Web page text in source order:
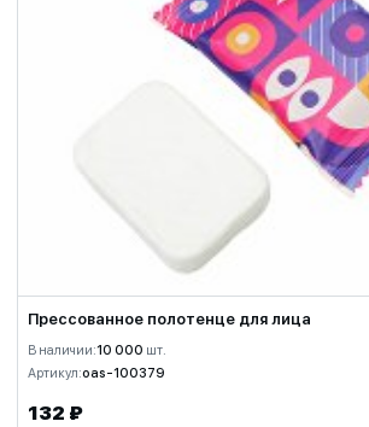
Прессованное полотенце для лица
В наличии:10 000 шт.
Артикул:oas-100379
132 ₽